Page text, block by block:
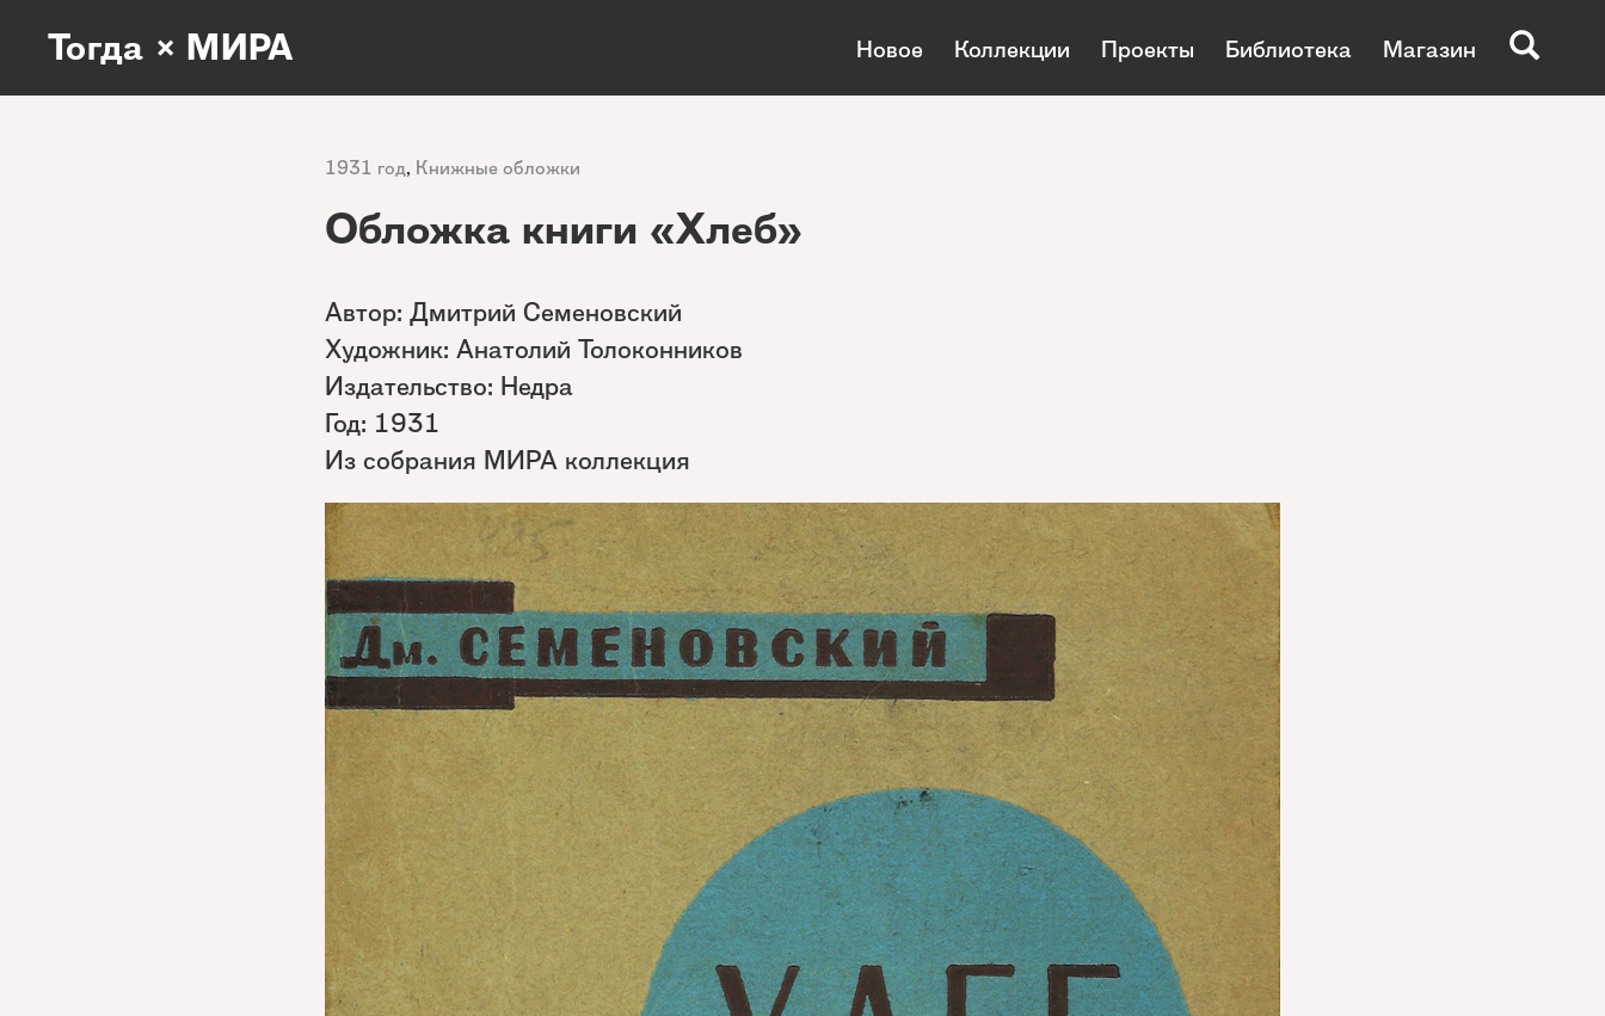
Тогда × МИРА Новое Коллекции Проекты Библиотека Магазин
1931 год, Книжные обложки
Обложка книги «Хлеб»
Автор: Дмитрий Семеновский
Художник: Анатолий Толоконников
Издательство: Недра
Год: 1931
Из собрания МИРА коллекция